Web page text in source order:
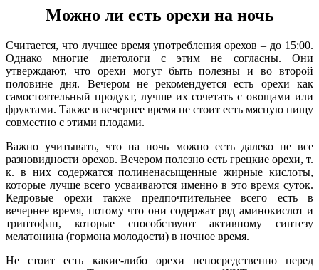
Можно ли есть орехи на ночь
Считается, что лучшее время употребления орехов – до 15:00.
Однако многие диетологи с этим не согласны. Они
утверждают, что орехи могут быть полезны и во второй
половине дня. Вечером не рекомендуется есть орехи как
самостоятельный продукт, лучше их сочетать с овощами или
фруктами. Также в вечернее время не стоит есть мясную пищу
совместно с этими плодами.
Важно учитывать, что на ночь можно есть далеко не все
разновидности орехов. Вечером полезно есть грецкие орехи, т.
к. в них содержатся полиненасыщенные жирные кислоты,
которые лучше всего усваиваются именно в это время суток.
Кедровые орехи также предпочтительнее всего есть в
вечернее время, потому что они содержат ряд аминокислот и
триптофан, которые способствуют активному синтезу
мелатонина (гормона молодости) в ночное время.
Не стоит есть какие-либо орехи непосредственно перед